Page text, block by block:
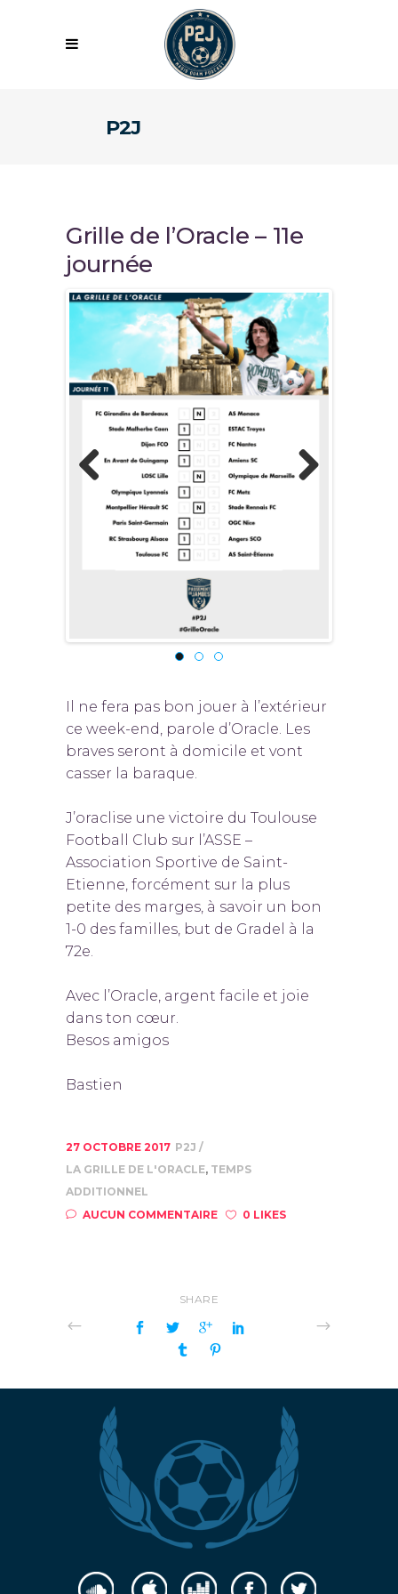
P2J
Grille de l’Oracle – 11e
journée
Previous
Il ne fera pas bon jouer à l’extérieur
ce week-end, parole d’Oracle. Les
braves seront à domicile et vont
casser la baraque.
J’oraclise une victoire du Toulouse
Football Club​ sur l’ASSE –
Association Sportive de Saint-
Etienne​, forcément sur la plus
petite des marges, à savoir un bon
1-0 des familles, but de Gradel à la
72e.
Avec l’Oracle, argent facile et joie
dans ton cœur.
Besos amigos
Bastien​
27 OCTOBRE 2017 P2J
LA GRILLE DE L'ORACLE, TEMPS
ADDITIONNEL
AUCUN COMMENTAIRE
0 LIKES
SHARE